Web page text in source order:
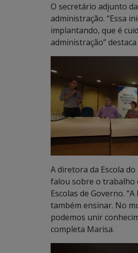
O secretário adjunto
administração. “Essa
implantando, que é
administração” destaca
A diretora da Escola
falou sobre o trabalho
Escolas de Governo.
também ensinar. No
podemos unir
completa Marisa.